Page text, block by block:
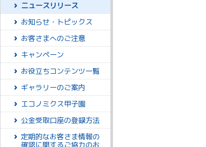
ニュースリリース
お知らせ・トピックス
お客さまへのご注意
キャンペーン
お役立ちコンテンツ一覧
ギャラリーのご案内
エコノミクス甲子園
公金受取口座の登録方法
定期的なお客さま情報の
確認に関するご協力のお